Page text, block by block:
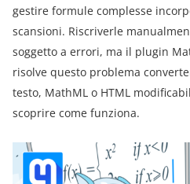
gestire formule complesse
scansioni. Riscriverle
soggetto a errori, ma il plugin
risolve questo problema
testo, MathML o HTML
scoprire come funziona.